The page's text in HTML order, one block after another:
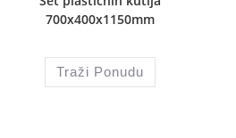
700x400x1150mm
Traži Ponudu